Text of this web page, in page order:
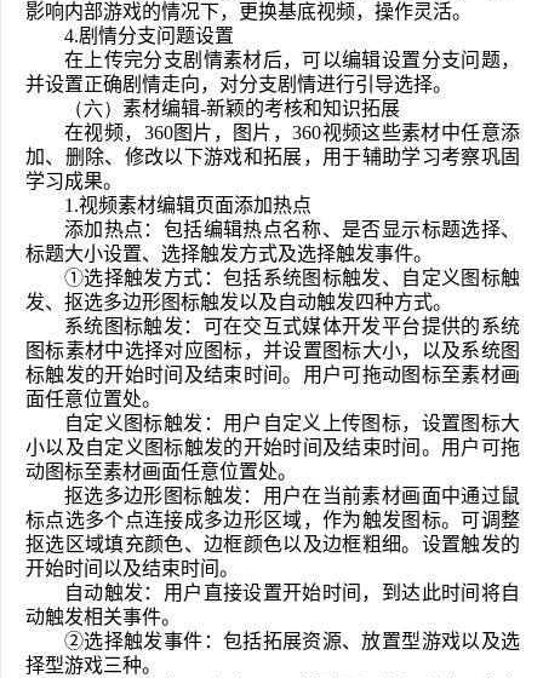
影响内部游戏的情况下，更换基底视频，操作灵活。
4.剧情分支问题设置
在上传完分支剧情素材后，可以编辑设置分支问题，
并设置正确剧情走向，对分支剧情进行引导选择。
（六） 素材编辑-新颖的考核和知识拓展
在视频，360图片，图片，360视频这些素材中任意添
加、删除、修改以下游戏和拓展，用于辅助学习考察巩固
学习成果。
1.视频素材编辑页面添加热点
添加热点：包括编辑热点名称、是否显示标题选择、
标题大小设置、选择触发方式及选择触发事件。
①选择触发方式：包括系统图标触发、自定义图标触
发、抠选多边形图标触发以及自动触发四种方式。
系统图标触发：可在交互式媒体开发平台提供的系统
图标素材中选择对应图标，并设置图标大小，以及系统图
标触发的开始时间及结束时间。用户可拖动图标至素材画
面任意位置处。
自定义图标触发：用户自定义上传图标，设置图标大
小以及自定义图标触发的开始时间及结束时间。用户可拖
动图标至素材画面任意位置处。
抠选多边形图标触发：用户在当前素材画面中通过鼠
标点选多个点连接成多边形区域，作为触发图标。可调整
抠选区域填充颜色、边框颜色以及边框粗细。设置触发的
开始时间以及结束时间。
自动触发：用户直接设置开始时间，到达此时间将自
动触发相关事件。
②选择触发事件：包括拓展资源、放置型游戏以及选
择型游戏三种。